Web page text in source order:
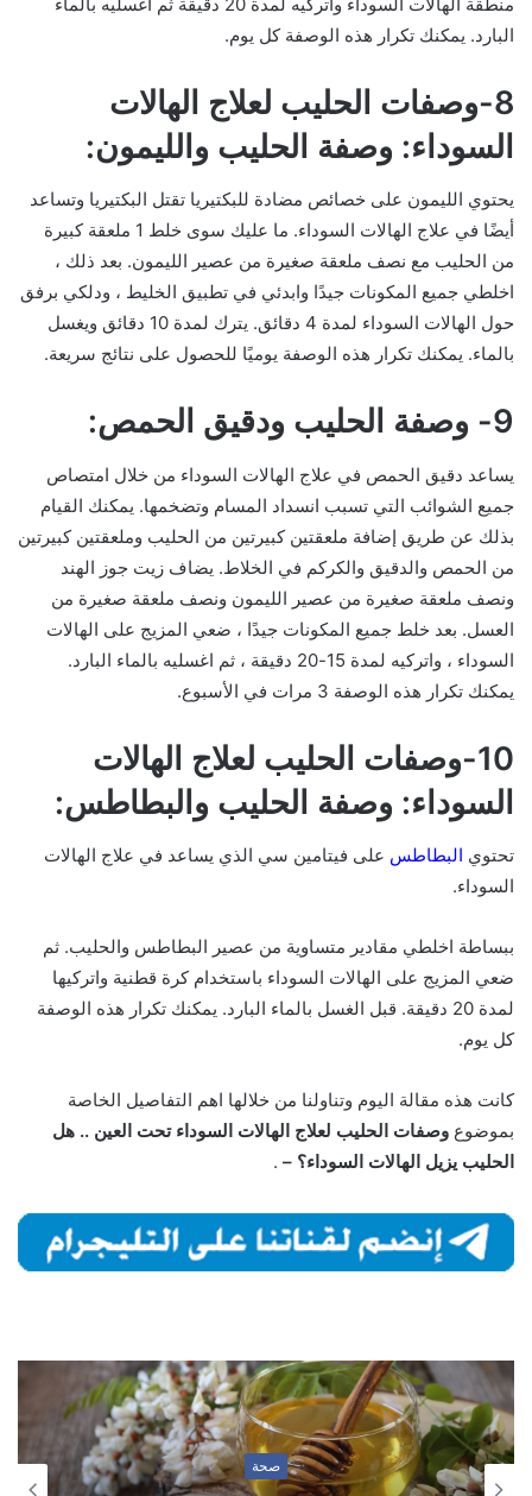
البارد. يمكنك تكرار هذه الوصفة كل يوم.
8-وصفات الحليب لعلاج الهالات
السوداء: وصفة الحليب والليمون:
يحتوي الليمون على خصائص مضادة للبكتيريا تقتل البكتيريا وتساعد
أيضًا في علاج الهالات السوداء. ما عليك سوى خلط 1 ملعقة كبيرة
من الحليب مع نصف ملعقة صغيرة من عصير الليمون. بعد ذلك ،
اخلطي جميع المكونات جيدًا وابدئي في تطبيق الخليط ، ودلكي برفق
حول الهالات السوداء لمدة 4 دقائق. يترك لمدة 10 دقائق ويغسل
بالماء. يمكنك تكرار هذه الوصفة يوميًا للحصول على نتائج سريعة.
9- وصفة الحليب ودقيق الحمص:
يساعد دقيق الحمص في علاج الهالات السوداء من خلال امتصاص
جميع الشوائب التي تسبب انسداد المسام وتضخمها. يمكنك القيام
بذلك عن طريق إضافة ملعقتين كبيرتين من الحليب وملعقتين كبيرتين
من الحمص والدقيق والكركم في الخلاط. يضاف زيت جوز الهند
ونصف ملعقة صغيرة من عصير الليمون ونصف ملعقة صغيرة من
العسل. بعد خلط جميع المكونات جيدًا ، ضعي المزيج على الهالات
السوداء ، واتركيه لمدة 15-20 دقيقة ، ثم اغسليه بالماء البارد.
يمكنك تكرار هذه الوصفة 3 مرات في الأسبوع.
10-وصفات الحليب لعلاج الهالات
السوداء: وصفة الحليب والبطاطس:
تحتوي البطاطس على فيتامين سي الذي يساعد في علاج الهالات
السوداء.
ببساطة اخلطي مقادير متساوية من عصير البطاطس والحليب. ثم
ضعي المزيج على الهالات السوداء باستخدام كرة قطنية واتركيها
لمدة 20 دقيقة. قبل الغسل بالماء البارد. يمكنك تكرار هذه الوصفة
كل يوم.
كانت هذه مقالة اليوم وتناولنا من خلالها اهم التفاصيل الخاصة
بموضوع وصفات الحليب لعلاج الهالات السوداء تحت العين .. هل
الحليب يزيل الهالات السوداء؟ – .
صحة